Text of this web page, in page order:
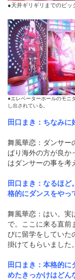
●天井ギリギリまでのビッ
●エレベーターホールのモニ
し出されている。
田口まき：ちなみに
舞風華恋：ダンサー
ぱり海外の方が良か
はダンサーの事を考
田口まき：なるほど
格的にダンスをやっ
舞風華恋：はい。実
で。ここに来る直前
びに留学をしていた
掛けてもらいました。
田口まき：本格的に
めたきっかけはどん